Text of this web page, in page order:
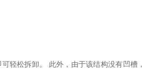
轻松拆卸。
此外，由于该结构没有凹槽